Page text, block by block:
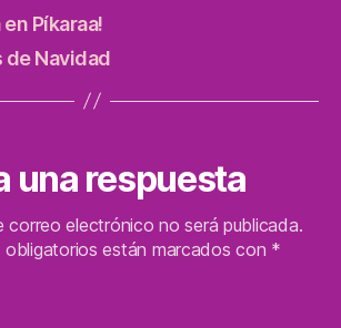
Píkaraa!
de Navidad
una respuesta
correo electrónico no será publicada.
obligatorios están marcados con *